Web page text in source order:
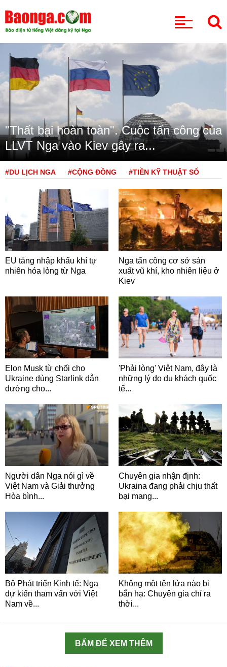
"Thất bại hoàn toàn". Cuộc tấn công của
LLVT Nga vào Kiev gây ra...
#DU LỊCH NGA #CỘNG ĐỒNG #TIỀN KỸ THUẬT SỐ
EU tăng nhập khẩu khí tự
nhiên hóa lỏng từ Nga
Nga tấn công cơ sở sản
xuất vũ khí, kho nhiên liệu ở
Kiev
Elon Musk từ chối cho
Ukraine dùng Starlink dẫn
đường cho...
'Phải lòng' Việt Nam, đây là
những lý do du khách quốc
tế...
Người dân Nga nói gì về
Việt Nam và Giải thưởng
Hòa bình...
Chuyên gia nhận định:
Ukraina đang phải chịu thất
bại mang...
Bộ Phát triển Kinh tế: Nga
dự kiến tham vấn với Việt
Nam về...
Không một tên lửa nào bị
bắn hạ: Chuyên gia chỉ ra
thời...
BẤM ĐỂ XEM THÊM